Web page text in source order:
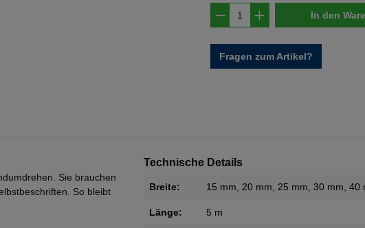
Produkt Anzahl:
In den
Fragen zum Artikel?
Sie brauchen
So bleibt
Technische Details
Breite: 15 mm, 20 mm, 25 mm, 30 mm, 40
Länge: 5 m